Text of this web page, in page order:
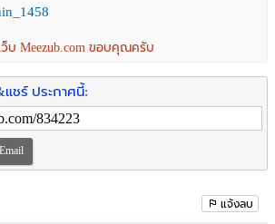
บ Meezub.com ขอบคุณครับ
ชร์ ประกาศนี้:
Email
แจ้งลบ